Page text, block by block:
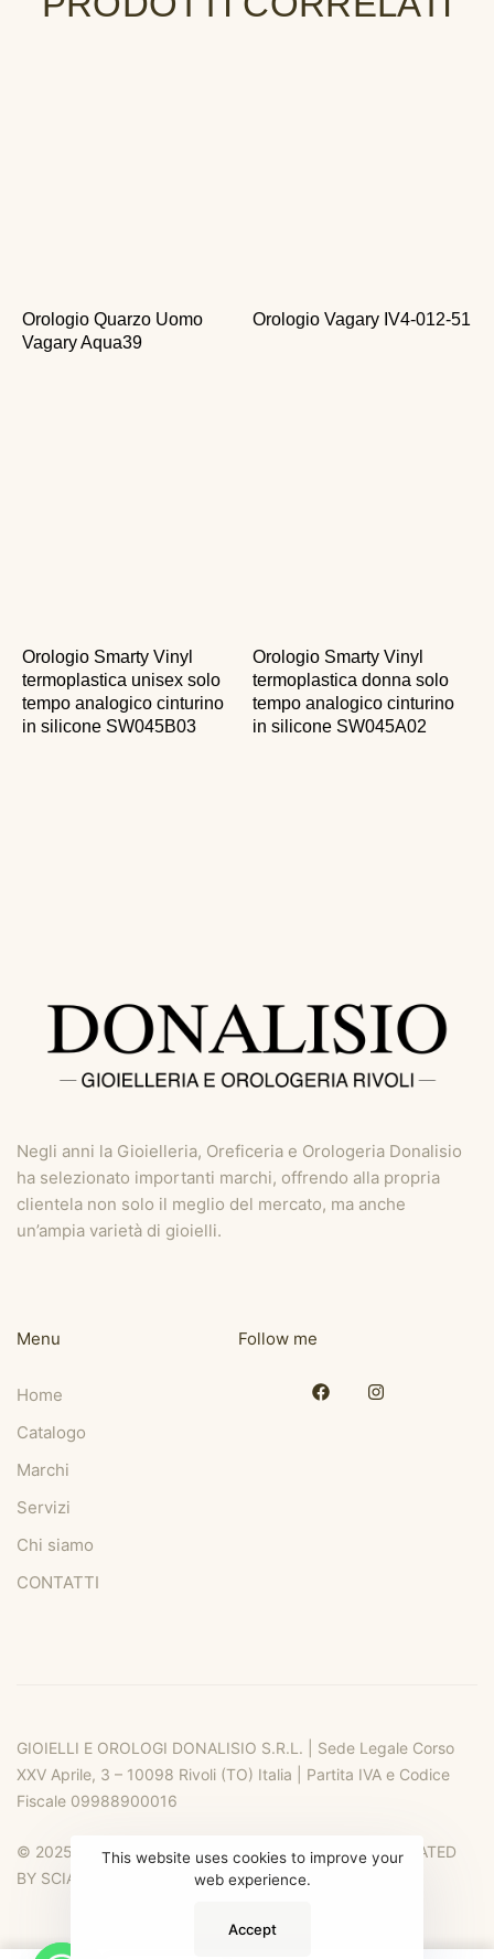
Orologio Quarzo Uomo
Vagary Aqua39
Orologio Vagary IV4-012-51
Orologio Smarty Vinyl
termoplastica unisex solo
tempo analogico cinturino
in silicone SW045B03
Orologio Smarty Vinyl
termoplastica donna solo
tempo analogico cinturino
in silicone SW045A02
Negli anni la Gioielleria, Oreficeria e Orologeria Donalisio
ha selezionato importanti marchi, offrendo alla propria
clientela non solo il meglio del mercato, ma anche
un’ampia varietà di gioielli.
Menu
Home
Catalogo
Marchi
Servizi
Chi siamo
CONTATTI
Follow me
GIOIELLI E OROLOGI DONALISIO S.R.L. | Sede Legale Corso
XXV Aprile, 3 – 10098 Rivoli (TO) Italia | Partita IVA e Codice
Fiscale 09988900016
© 2025 DONALIO RIVOLI. ALL RIGHTS RESERVED. CREATED
BY SCIA DESIGN
This website uses cookies to improve your
web experience.
Accept